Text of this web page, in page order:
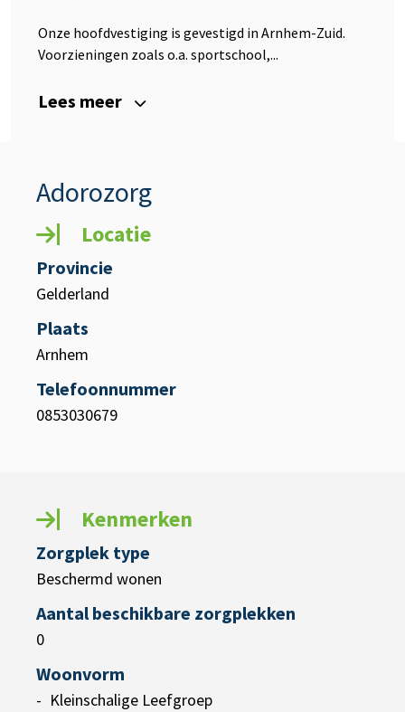
Onze hoofdvestiging is gevestigd in Arnhem-Zuid.
Voorzieningen zoals o.a. sportschool,...
Lees meer
Adorozorg
Locatie
Provincie
Gelderland
Plaats
Arnhem
Telefoonnummer
0853030679
Kenmerken
Zorgplek type
Beschermd wonen
Aantal beschikbare zorgplekken
0
Woonvorm
Kleinschalige Leefgroep